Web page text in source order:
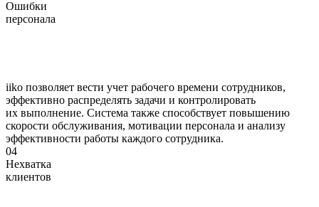
Ошибки
персонала
iiko позволяет вести учет рабочего времени сотрудников,
эффективно распределять задачи и контролировать
их выполнение. Система также способствует повышению
скорости обслуживания, мотивации персонала и анализу
эффективности работы каждого сотрудника.
04
Нехватка
клиентов